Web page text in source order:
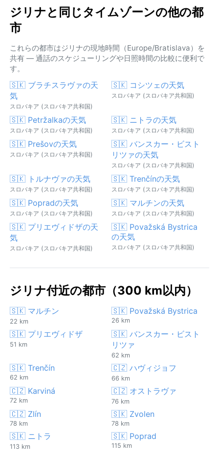
ジリナと同じタイムゾーンの他の都
市
これらの都市はジリナの現地時間（Europe/Bratislava）を
共有 — 通話のスケジューリングや日照時間の比較に便利で
す。
🇸🇰 ブラチスラヴァの天
気
スロバキア (スロバキア共和国)
🇸🇰 コシツェの天気
スロバキア (スロバキア共和国)
🇸🇰 Petržalkaの天気
スロバキア (スロバキア共和国)
🇸🇰 ニトラの天気
スロバキア (スロバキア共和国)
🇸🇰 Prešovの天気
スロバキア (スロバキア共和国)
🇸🇰 バンスカー・ビスト
リツァの天気
スロバキア (スロバキア共和国)
🇸🇰 トルナヴァの天気
スロバキア (スロバキア共和国)
🇸🇰 Trenčínの天気
スロバキア (スロバキア共和国)
🇸🇰 Popradの天気
スロバキア (スロバキア共和国)
🇸🇰 マルチンの天気
スロバキア (スロバキア共和国)
🇸🇰 プリエヴィドザの天
気
スロバキア (スロバキア共和国)
🇸🇰 Považská Bystrica
の天気
スロバキア (スロバキア共和国)
ジリナ付近の都市（300 km以内）
🇸🇰 マルチン
22 km
🇸🇰 Považská Bystrica
26 km
🇸🇰 プリエヴィドザ
51 km
🇸🇰 バンスカー・ビスト
リツァ
62 km
🇸🇰 Trenčín
62 km
🇨🇿 ハヴィジョフ
66 km
🇨🇿 Karviná
72 km
🇨🇿 オストラヴァ
76 km
🇨🇿 Zlín
78 km
🇸🇰 Zvolen
78 km
🇸🇰 ニトラ
113 km
🇸🇰 Poprad
115 km